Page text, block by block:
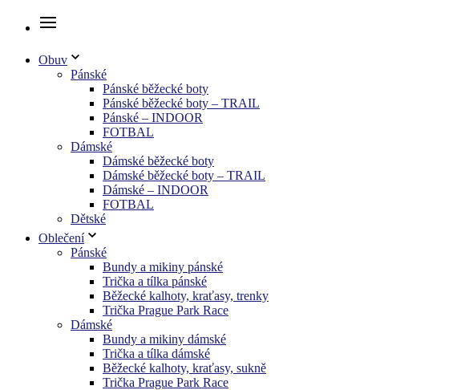
Obuv
Pánské
Pánské běžecké boty
Pánské běžecké boty – TRAIL
Pánské – INDOOR
FOTBAL
Dámské
Dámské běžecké boty
Dámské běžecké boty – TRAIL
Dámské – INDOOR
FOTBAL
Dětské
Oblečení
Pánské
Bundy a mikiny pánské
Trička a tílka pánské
Běžecké kalhoty, kraťasy, trenky
Trička Prague Park Race
Dámské
Bundy a mikiny dámské
Trička a tílka dámské
Běžecké kalhoty, kraťasy, sukně
Trička Prague Park Race